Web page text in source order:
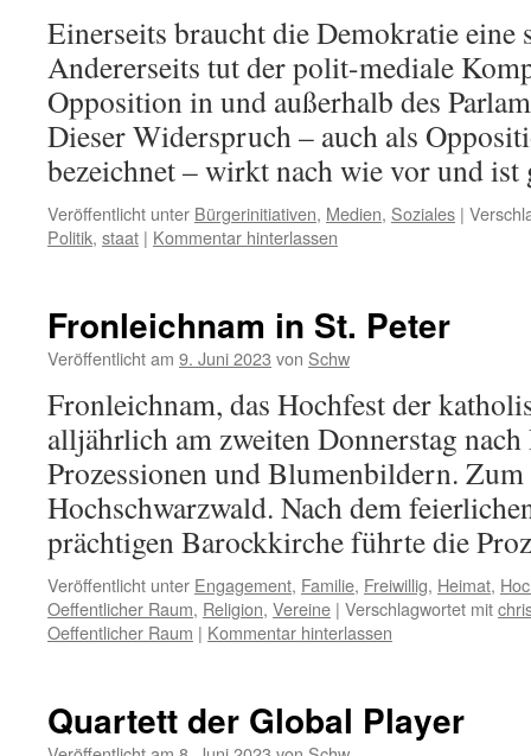
Einerseits braucht die Demokratie eine
Andererseits tut der polit-mediale
Opposition in und außerhalb des
Dieser Widerspruch – auch als
bezeichnet – wirkt nach wie vor und ist
Veröffentlicht unter Bürgerinitiativen, Medien, Soziales |
Politik, staat | Kommentar hinterlassen
Fronleichnam in St. Peter
Veröffentlicht am 9. Juni 2023 von Schw
Fronleichnam, das Hochfest der
alljährlich am zweiten Donnerstag
Prozessionen und Blumenbildern.
Hochschwarzwald. Nach dem
prächtigen Barockkirche führte die
Veröffentlicht unter Engagement, Familie, Freiwillig, Heimat,
Oeffentlicher Raum, Religion, Vereine | Verschlagwortet mit
Oeffentlicher Raum | Kommentar hinterlassen
Quartett der Global Player